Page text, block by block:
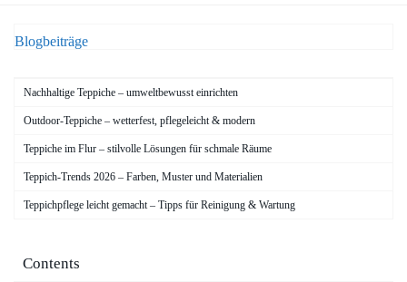
Blogbeiträge
Nachhaltige Teppiche – umweltbewusst einrichten
Outdoor-Teppiche – wetterfest, pflegeleicht & modern
Teppiche im Flur – stilvolle Lösungen für schmale Räume
Teppich-Trends 2026 – Farben, Muster und Materialien
Teppichpflege leicht gemacht – Tipps für Reinigung & Wartung
Contents